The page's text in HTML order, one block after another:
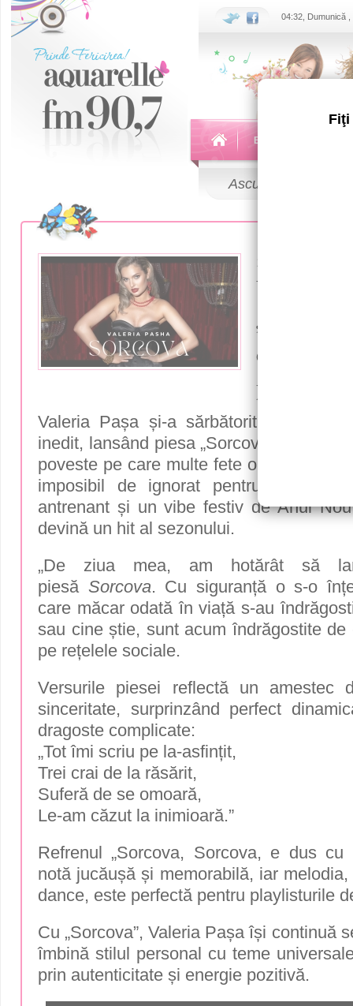
Fiţi
04:32, Dumunică ,
Echipa
Ascultă
Valeria
dansantă
pentru
Valeria Pașa și-a sărbătorit ziua de
inedit, lansând piesa „Sorcova”. Artista
poveste pe care multe fete o vor
imposibil de ignorat pentru un „bad
antrenant și un vibe festiv de Anul
devină un hit al sezonului.
„De ziua mea, am hotărât să
piesă Sorcova. Cu siguranță o s-o
care măcar odată în viață s-au
sau cine știe, sunt acum îndrăgostite de
pe rețelele sociale.
Versurile piesei reflectă un amestec
sinceritate, surprinzând perfect
dragoste complicate:
„Tot îmi scriu pe la-asfințit,
Trei crai de la răsărit,
Suferă de se omoară,
Le-am căzut la inimioară.”
Refrenul „Sorcova, Sorcova, e dus cu
notă jucăușă și memorabilă, iar
dance, este perfectă pentru playlisturile
Cu „Sorcova”, Valeria Pașa își continuă
îmbină stilul personal cu teme
prin autenticitate și energie pozitivă.